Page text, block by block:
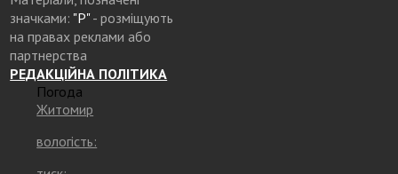
значками: "Р"- розміщують
на правах реклами або
партнерства
РЕДАКЦІЙНА ПОЛІТИКА
Погода
Житомир
вологість: